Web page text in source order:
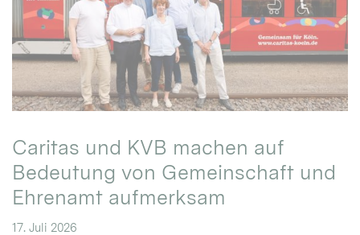
Caritas und KVB machen auf
Bedeutung von Gemeinschaft und
Ehrenamt aufmerksam
17. Juli 2026